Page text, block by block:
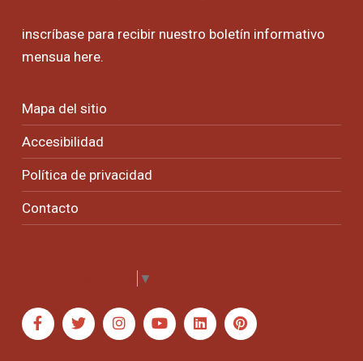
inscríbase para recibir nuestro boletín informativo
mensua here.
Mapa del sitio
Accesibilidad
Política de privacidad
Contacto
▼